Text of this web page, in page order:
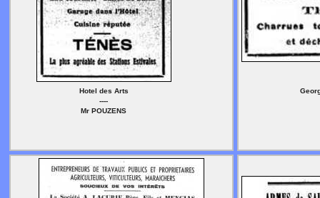
Hotel des Arts
----
Mr POUZENS